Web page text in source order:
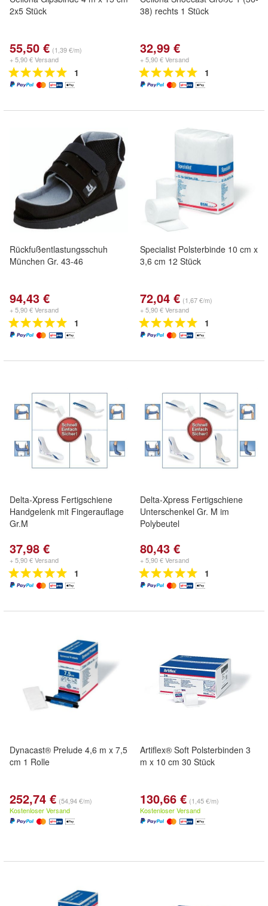
2x5 Stück
55,50 € (1,39 €/m)
+ 5,90 € Versand
1
38) rechts 1 Stück
32,99 €
+ 5,90 € Versand
1
Rückfußentlastungsschuh
München Gr. 43-46
94,43 €
+ 5,90 € Versand
1
Specialist Polsterbinde 10 cm x
3,6 cm 12 Stück
72,04 € (1,67 €/m)
+ 5,90 € Versand
1
Delta-Xpress Fertigschiene
Handgelenk mit Fingerauflage
Gr.M
37,98 €
+ 5,90 € Versand
1
Delta-Xpress Fertigschiene
Unterschenkel Gr. M im
Polybeutel
80,43 €
+ 5,90 € Versand
1
Dynacast® Prelude 4,6 m x 7,5
cm 1 Rolle
252,74 € (54,94 €/m)
Kostenloser Versand
Artiflex® Soft Polsterbinden 3
m x 10 cm 30 Stück
130,66 € (1,45 €/m)
Kostenloser Versand